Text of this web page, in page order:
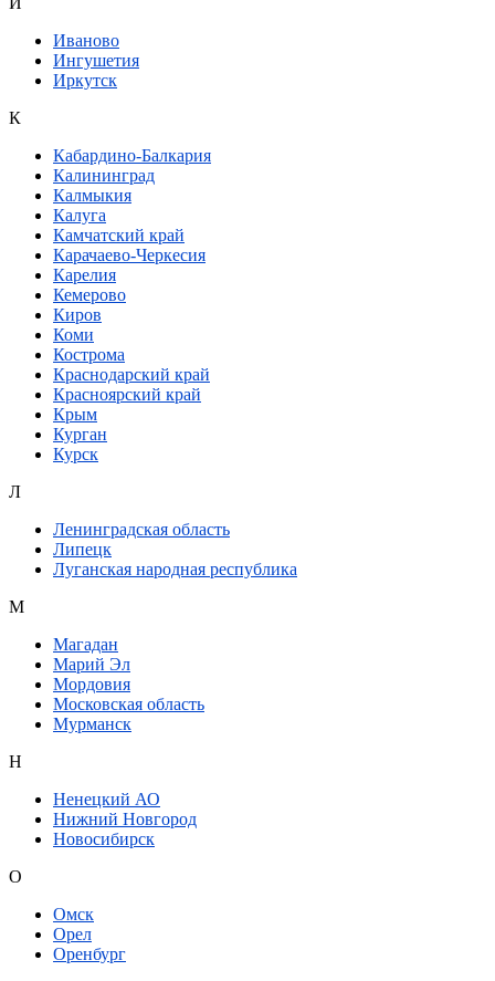
Иваново
Ингушетия
Иркутск
К
Кабардино-Балкария
Калининград
Калмыкия
Калуга
Камчатский край
Карачаево-Черкесия
Карелия
Кемерово
Киров
Коми
Кострома
Краснодарский край
Красноярский край
Крым
Курган
Курск
Л
Ленинградская область
Липецк
Луганская народная республика
М
Магадан
Марий Эл
Мордовия
Московская область
Мурманск
Н
Ненецкий АО
Нижний Новгород
Новосибирск
О
Омск
Орел
Оренбург